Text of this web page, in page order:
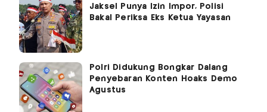
Jaksel Punya Izin Impor, Polisi
Bakal Periksa Eks Ketua Yayasan
Polri Didukung Bongkar Dalang
Penyebaran Konten Hoaks Demo
Agustus